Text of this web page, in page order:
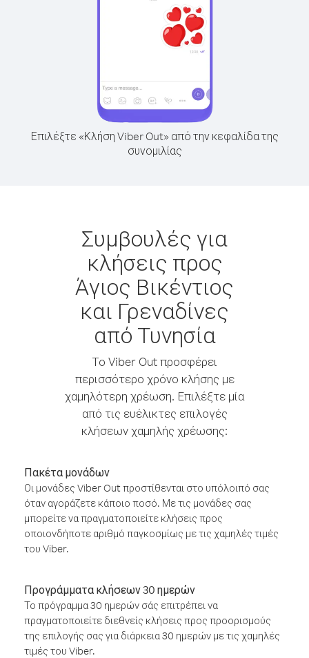
Επιλέξτε «Κλήση Viber Out» από την κεφαλίδα της
συνομιλίας
Συμβουλές για
κλήσεις προς
Άγιος Βικέντιος
και Γρεναδίνες
από Τυνησία
Το Viber Out προσφέρει
περισσότερο χρόνο κλήσης με
χαμηλότερη χρέωση. Επιλέξτε μία
από τις ευέλικτες επιλογές
κλήσεων χαμηλής χρέωσης:
Πακέτα μονάδων
Οι μονάδες Viber Out προστίθενται στο υπόλοιπό σας
όταν αγοράζετε κάποιο ποσό. Με τις μονάδες σας
μπορείτε να πραγματοποιείτε κλήσεις προς
οποιονδήποτε αριθμό παγκοσμίως με τις χαμηλές τιμές
του Viber.
Προγράμματα κλήσεων 30 ημερών
Το πρόγραμμα 30 ημερών σάς επιτρέπει να
πραγματοποιείτε διεθνείς κλήσεις προς προορισμούς
της επιλογής σας για διάρκεια 30 ημερών με τις χαμηλές
τιμές του Viber.